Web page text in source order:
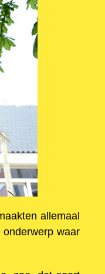
allemaal
waar